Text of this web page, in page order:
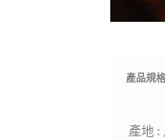
產品規格
產地 :